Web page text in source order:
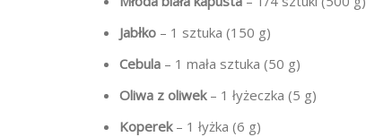
Jabłko – 1 sztuka (150 g)
Cebula – 1 mała sztuka (50 g)
Oliwa z oliwek – 1 łyżeczka (5 g)
Koperek– 1 łyżka (6 g)